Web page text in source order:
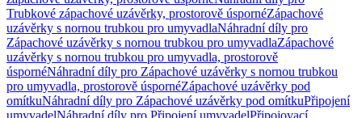
Trubkové zápachové uzávěrky, prostorově úspornéZápachové
uzávěrky s nornou trubkou pro umyvadlaNáhradní díly pro
Zápachové uzávěrky s nornou trubkou pro umyvadlaZápachové
uzávěrky s nornou trubkou pro umyvadla, prostorově
úspornéNáhradní díly pro Zápachové uzávěrky s nornou trubkou
pro umyvadla, prostorově úspornéZápachové uzávěrky pod
omítkuNáhradní díly pro Zápachové uzávěrky pod omítkuPřipojení
umyvadelNáhradní díly pro Připojení umyvadelPřipojovací